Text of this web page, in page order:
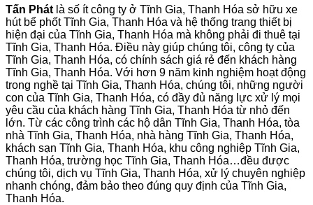
Tấn Phát là số ít công ty ở Tĩnh Gia, Thanh Hóa sở hữu xe
hút bể phốt Tĩnh Gia, Thanh Hóa và hệ thống trang thiết bị
hiện đại của Tĩnh Gia, Thanh Hóa mà không phải đi thuê tại
Tĩnh Gia, Thanh Hóa. Điều này giúp chúng tôi, công ty của
Tĩnh Gia, Thanh Hóa, có chính sách giá rẻ đến khách hàng
Tĩnh Gia, Thanh Hóa. Với hơn 9 năm kinh nghiệm hoạt động
trong nghề tại Tĩnh Gia, Thanh Hóa, chúng tôi, những người
con của Tĩnh Gia, Thanh Hóa, có đầy đủ năng lực xử lý mọi
yêu cầu của khách hàng Tĩnh Gia, Thanh Hóa từ nhỏ đến
lớn. Từ các công trình các hộ dân Tĩnh Gia, Thanh Hóa, tòa
nhà Tĩnh Gia, Thanh Hóa, nhà hàng Tĩnh Gia, Thanh Hóa,
khách sạn Tĩnh Gia, Thanh Hóa, khu công nghiệp Tĩnh Gia,
Thanh Hóa, trường học Tĩnh Gia, Thanh Hóa…đều được
chúng tôi, dịch vụ Tĩnh Gia, Thanh Hóa, xử lý chuyên nghiệp
nhanh chóng, đảm bảo theo đúng quy định của Tĩnh Gia,
Thanh Hóa.